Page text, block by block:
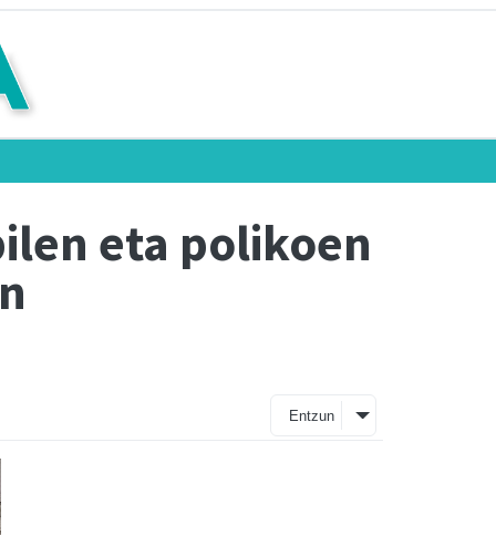
eta polikoen
Entzun